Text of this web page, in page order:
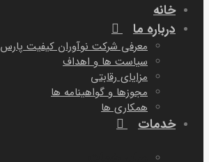
خانه
درباره ما
معرفی شرکت نوآوران کیفیت پارس
سیاست ها و اهداف
مزایای رقابتی
مجوزها و گواهینامه ها
همکاری ها
خدمات